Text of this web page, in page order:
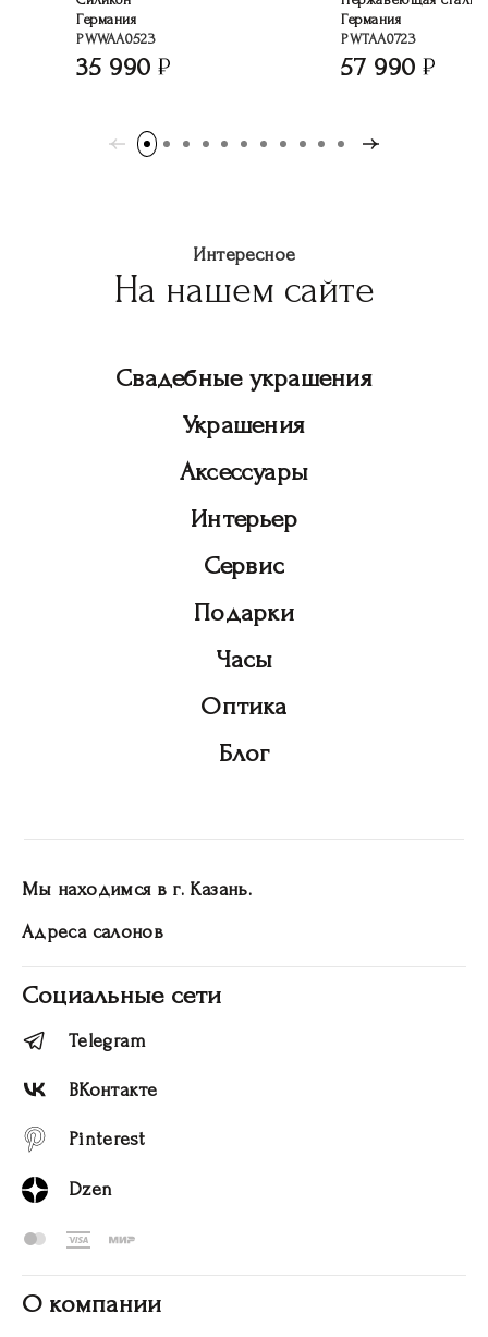
Германия
PWWAA0523
35 990
Германия
PWTAA0723
57 990
Интересное
На нашем сайте
Свадебные украшения
Украшения
Аксессуары
Интерьер
Сервис
Подарки
Часы
Оптика
Блог
Мы находимся в г. Казань.
Адреса салонов
Социальные сети
Telegram
ВКонтакте
Pinterest
Dzen
О компании